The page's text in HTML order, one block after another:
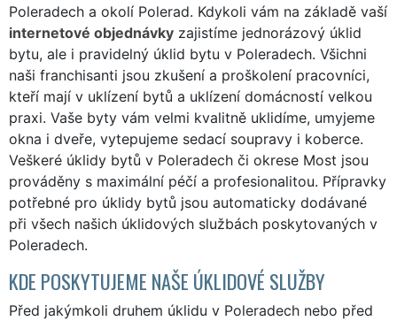
Poleradech a okolí Polerad. Kdykoli vám na základě vaší
internetové objednávky zajistíme jednorázový úklid
bytu, ale i pravidelný úklid bytu v Poleradech. Všichni
naši franchisanti jsou zkušení a proškolení pracovníci,
kteří mají v uklízení bytů a uklízení domácností velkou
praxi. Vaše byty vám velmi kvalitně uklidíme, umyjeme
okna i dveře, vytepujeme sedací soupravy i koberce.
Veškeré úklidy bytů v Poleradech či okrese Most jsou
prováděny s maximální péčí a profesionalitou. Přípravky
potřebné pro úklidy bytů jsou automaticky dodávané
při všech našich úklidových službách poskytovaných v
Poleradech.
KDE POSKYTUJEME NAŠE ÚKLIDOVÉ SLUŽBY
Před jakýmkoli druhem úklidu v Poleradech nebo před